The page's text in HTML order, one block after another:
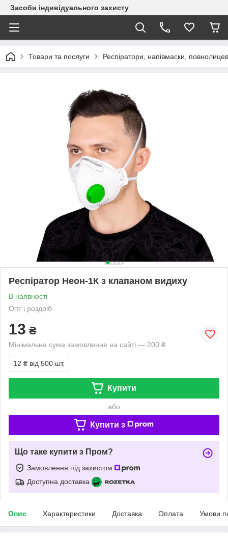
Засоби індивідуального захисту
Товари та послуги Респіратори, напівмаски,
Респіратор Неон-1К з клапаном видиху
В наявності
Опт і роздріб
13 ₴
Мінімальна сума замовлення на сайті — 200 ₴
12 ₴ від 500 шт.
Купити
або
Купити з
Що таке купити з Пром?
Замовлення під захистом
Доступна доставка
Опис Характеристики Доставка Оплата Умови